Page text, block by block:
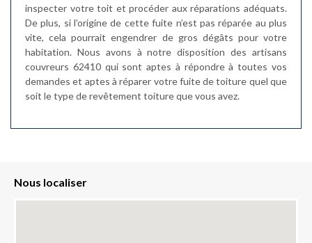
inspecter votre toit et procéder aux réparations adéquats.
De plus, si l’origine de cette fuite n’est pas réparée au plus
vite, cela pourrait engendrer de gros dégâts pour votre
habitation. Nous avons à notre disposition des artisans
couvreurs 62410 qui sont aptes à répondre à toutes vos
demandes et aptes à réparer votre fuite de toiture quel que
soit le type de revêtement toiture que vous avez.
Nous localiser